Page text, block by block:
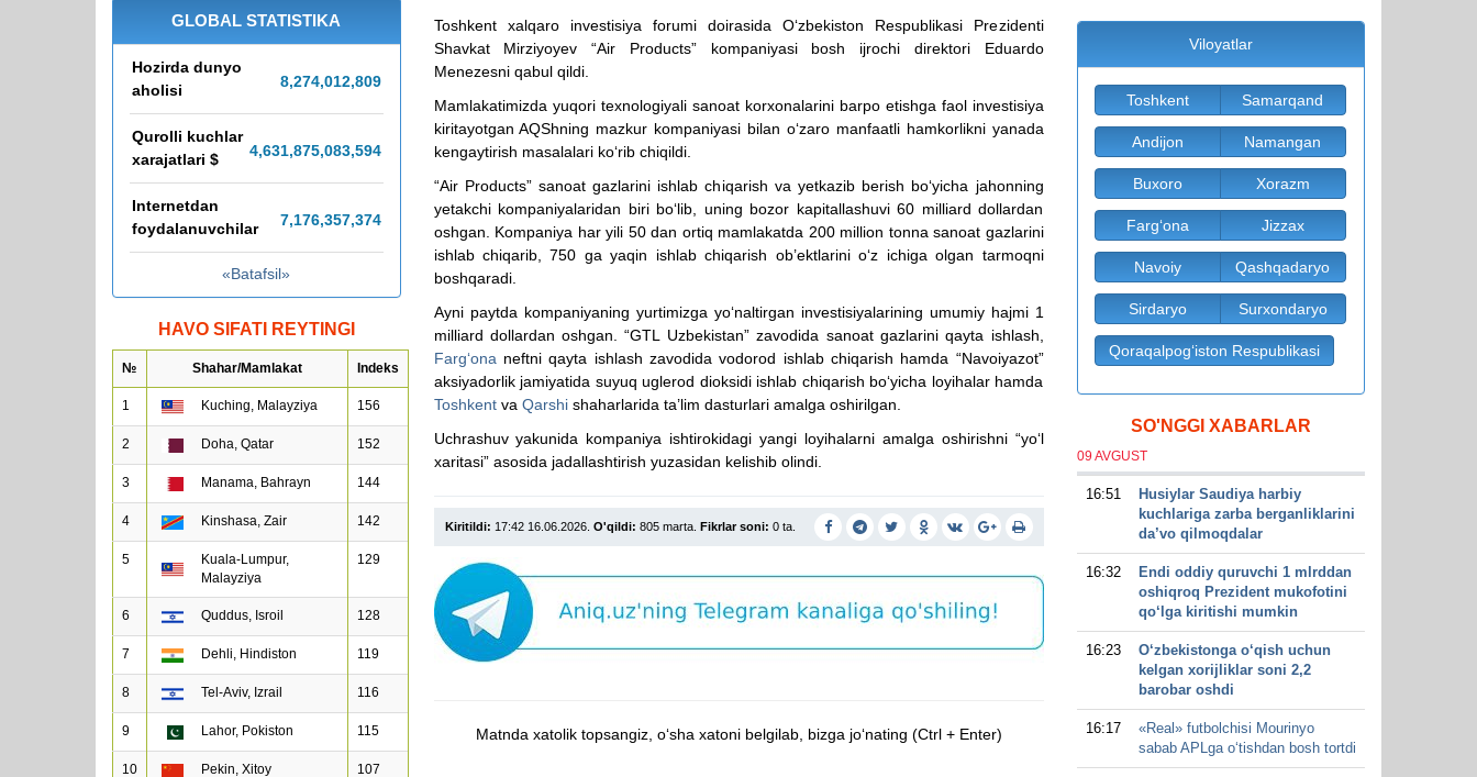
GLOBAL STATISTIKA
8,274,012,812
Hozirda dunyo
aholisi
4,631,875,138,651
Qurolli kuchlar
xarajatlari $
7,176,357,388
Internetdan
foydalanuvchilar
«Batafsil»
HAVO SIFATI REYTINGI
№ Shahar/Mamlakat Indeks
1 Kuching, Malayziya 156
2 Doha, Qatar 152
3 Manama, Bahrayn 144
4 Kinshasa, Zair 142
5
Kuala-Lumpur,
Malayziya
129
6 Quddus, Isroil 128
7 Dehli, Hindiston 119
8 Tel-Aviv, Izrail 116
9 Lahor, Pokiston 115
10 Pekin, Xitoy 107
Toshkent xalqaro investisiya forumi doirasida O‘zbekiston Respublikasi Prezidenti
Shavkat Mirziyoyev “Air Products” kompaniyasi bosh ijrochi direktori Eduardo
Menezesni qabul qildi.
Mamlakatimizda yuqori texnologiyali sanoat korxonalarini barpo etishga faol investisiya
kiritayotgan AQShning mazkur kompaniyasi bilan o‘zaro manfaatli hamkorlikni yanada
kengaytirish masalalari ko‘rib chiqildi.
“Air Products” sanoat gazlarini ishlab chiqarish va yetkazib berish bo‘yicha jahonning
yetakchi kompaniyalaridan biri bo‘lib, uning bozor kapitallashuvi 60 milliard dollardan
oshgan. Kompaniya har yili 50 dan ortiq mamlakatda 200 million tonna sanoat gazlarini
ishlab chiqarib, 750 ga yaqin ishlab chiqarish ob’ektlarini o‘z ichiga olgan tarmoqni
boshqaradi.
Ayni paytda kompaniyaning yurtimizga yo‘naltirgan investisiyalarining umumiy hajmi 1
milliard dollardan oshgan. “GTL Uzbekistan” zavodida sanoat gazlarini qayta ishlash,
Farg‘onaneftni qayta ishlash zavodida vodorod ishlab chiqarish hamda “Navoiyazot”
aksiyadorlik jamiyatida suyuq uglerod dioksidi ishlab chiqarish bo‘yicha loyihalar hamda
Toshkentva Qarshishaharlarida ta’lim dasturlari amalga oshirilgan.
Uchrashuv yakunida kompaniya ishtirokidagi yangi loyihalarni amalga oshirishni “yo‘l
xaritasi” asosida jadallashtirish yuzasidan kelishib olindi.
Kiritildi: 17:42 16.06.2026. O'qildi: 805 marta. Fikrlar soni: 0 ta.
Matnda xatolik topsangiz, o‘sha xatoni belgilab, bizga jo‘nating (Ctrl + Enter)
Viloyatlar
Toshkent Samarqand
Andijon Namangan
Buxoro Xorazm
Farg‘ona Jizzax
Navoiy Qashqadaryo
Sirdaryo Surxondaryo
Qoraqalpog‘iston Respublikasi
SO'NGGI XABARLAR
09 AVGUST
16:51
Husiylar Saudiya harbiy
kuchlariga zarba berganliklarini
da’vo qilmoqdalar
16:32
Endi oddiy quruvchi 1 mlrddan
oshiqroq Prezident mukofotini
qo‘lga kiritishi mumkin
16:23
O‘zbekistonga o‘qish uchun
kelgan xorijliklar soni 2,2
barobar oshdi
16:17
«Real» futbolchisi Mourinyo
sabab APLga o‘tishdan bosh tortdi